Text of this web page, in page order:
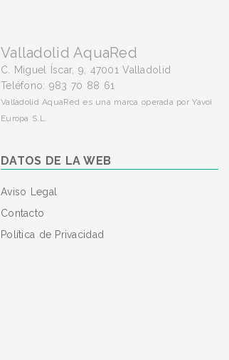
Valladolid AquaRed
C. Miguel Íscar, 9, 47001 Valladolid
Teléfono: 983 70 88 61
Valladolid AquaRed es una marca operada por Yavoi
Europa S.L.
DATOS DE LA WEB
Aviso Legal
Contacto
Política de Privacidad